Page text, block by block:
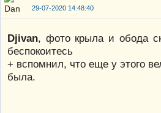
29-07-2020 14:48:40
Djivan, фото крыла и обода
беспокоитесь
+ вспомнил, что еще у этого
была.